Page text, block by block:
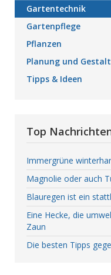
Gartentechnik
Gartenpflege
Pflanzen
Planung und
Tipps & Ideen
Top
Immergrüne
Magnolie oder auch
Blauregen ist ein
Eine Hecke, die
Zaun
Die besten Tipps